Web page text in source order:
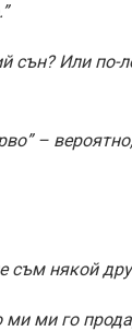
сън? Или
–
съм някой
ми го